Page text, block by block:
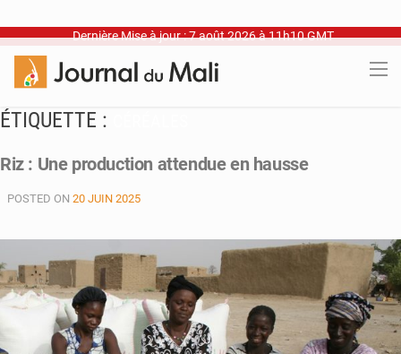
Dernière Mise à jour : 7 août 2026 à 11h10 GMT
ÉTIQUETTE :
Riz : Une production attendue en hausse
POSTED ON 20 JUIN 2025